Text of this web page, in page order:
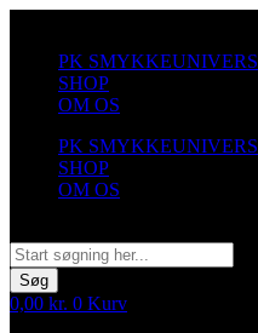
indholdPK SMYKKEUNIVERS
SHOP
OM OS
PK SMYKKEUNIVERS
SHOP
OM OS
Søg
0,00 kr. 0 Kurv